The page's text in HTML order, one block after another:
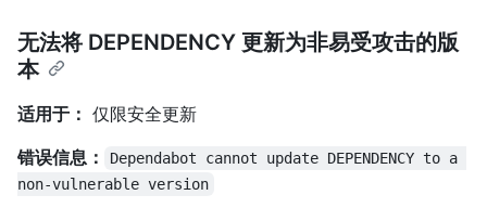
无法将 DEPENDENCY 更新为非易受攻击的版
本
适用于： 仅限安全更新
错误信息：
Dependabot cannot update DEPENDENCY to a
non-vulnerable version